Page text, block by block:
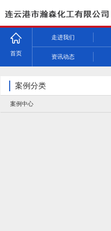
首页
走进我们
资讯动态
案例分类
案例中心